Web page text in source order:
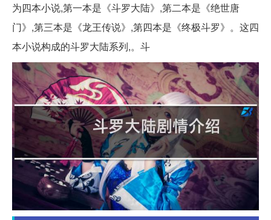
为四本小说,第一本是《斗罗大陆》,第二本是《绝世唐
门》,第三本是《龙王传说》,第四本是《终极斗罗》。这四
本小说构成的斗罗大陆系列,。斗